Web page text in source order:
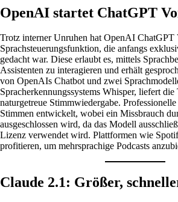
OpenAI startet ChatGPT
Trotz interner Unruhen hat OpenAI ChatGPT
Sprachsteuerungsfunktion, die anfangs
gedacht war. Diese erlaubt es, mittels
Assistenten zu interagieren und erhält
von OpenAIs Chatbot und zwei
Spracherkennungssystems Whisper, liefert
naturgetreue Stimmwiedergabe.
Stimmen entwickelt, wobei ein Missbrauch
ausgeschlossen wird, da das Modell
Lizenz verwendet wird. Plattformen wie
profitieren, um mehrsprachige Podcasts
Claude 2.1: Größer,